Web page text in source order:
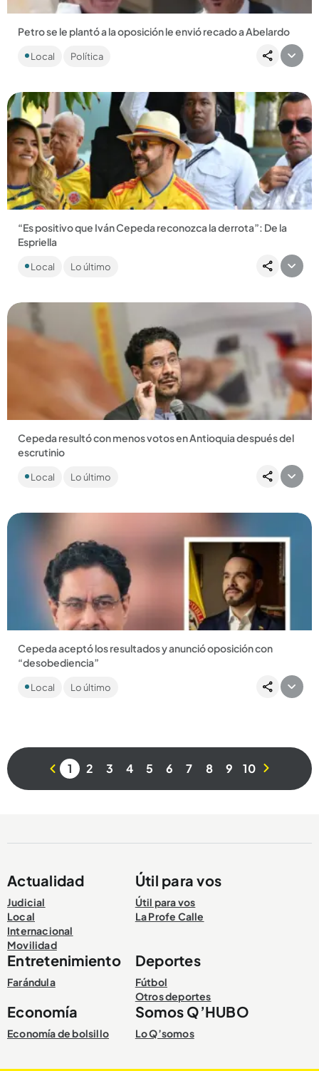
Petro se le plantó a la oposición le envió recado a Abelardo
En las escaleras de la Casa de Nariño, el presidente Gustavo
Petro y el senador Iván Cepeda dijeron que están listos
Local Política
Compartir Noticia
“Es positivo que Iván Cepeda reconozca la derrota”: De la
Espriella
político de la oposición y que su propósito será trabajar por
Local Lo último
Compartir Noticia
Cepeda resultó con menos votos en Antioquia después del
escrutinio
¿Le salió el tiro por la culata? Aunque muchos pensaban que el
excandidato del Pacto Histórico recuperaría votos en
Local Lo último
Compartir Noticia
Cepeda aceptó los resultados y anunció oposición con
“desobediencia”
intervención en las elecciones por parte del Gobierno de
Local Lo último
1 2 3 4 5 6 7 8 9 10
Actualidad
Judicial
Local
Internacional
Movilidad
Útil para vos
Útil para vos
La Profe Calle
Entretenimiento
Farándula
Deportes
Fútbol
Otros deportes
Economía
Economía de bolsillo
Somos Q’HUBO
Lo Q’somos